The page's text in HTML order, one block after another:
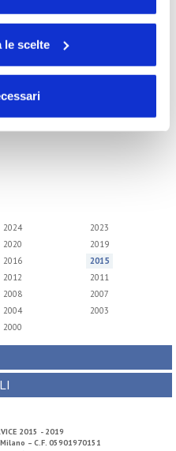
categoria di cookie del
le scelte
2024
2023
2020
2019
2016
2015
2012
2011
2008
2007
2004
2003
2000
2015 - 2019
– C.F. 05901970151